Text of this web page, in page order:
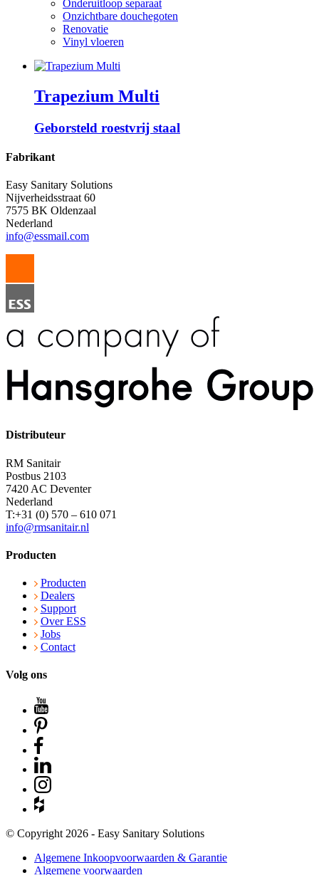
Onderuitloop separaat
Onzichtbare douchegoten
Renovatie
Vinyl vloeren
Trapezium Multi
Geborsteld roestvrij staal
Fabrikant
Easy Sanitary Solutions
Nijverheidsstraat 60
7575 BK Oldenzaal
Nederland
info@essmail.com
Distributeur
RM Sanitair
Postbus 2103
7420 AC Deventer
Nederland
T:+31 (0) 570 – 610 071
info@rmsanitair.nl
Producten
Producten
Dealers
Support
Over ESS
Jobs
Contact
Volg ons
© Copyright 2026 - Easy Sanitary Solutions
Algemene Inkoopvoorwaarden & Garantie
Algemene voorwaarden